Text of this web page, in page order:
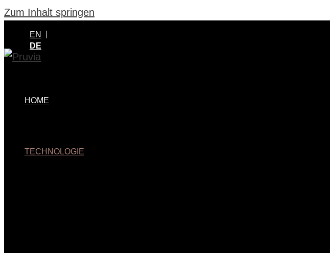
Zum Inhalt springen
EN
DE
HOME
TECHNOLOGIE